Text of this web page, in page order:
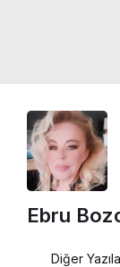
Ebru
Diğer